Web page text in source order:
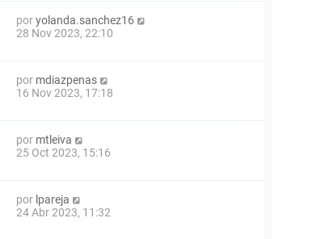
poryolanda.sanchez16
28 Nov 2023, 22:10
por mdiazpenas
16 Nov 2023, 17:18
por mtleiva
25 Oct 2023, 15:16
por lpareja
24 Abr 2023, 11:32